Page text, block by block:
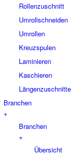
Rollenzuschnitt
Umrollschneiden
Umrollen
Kreuzspulen
Laminieren
Kaschieren
Längenzuschnitte
Branchen
+
Branchen
+
Übersicht